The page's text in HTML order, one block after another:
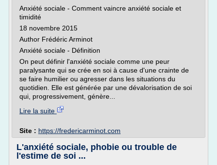
Anxiété sociale - Comment vaincre anxiété sociale et
timidité
18 novembre 2015
Author Frédéric Arminot
Anxiété sociale - Définition
On peut définir l'anxiété sociale comme une peur
paralysante qui se crée en soi à cause d'une crainte de
se faire humilier ou agresser dans les situations du
quotidien. Elle est générée par une dévalorisation de soi
qui, progressivement, génère...
Lire la suite
Site : https://fredericarminot.com
L'anxiété sociale, phobie ou trouble de
l'estime de soi ...